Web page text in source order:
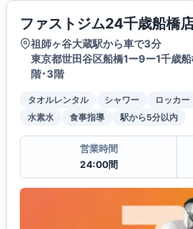
ファストジム24千歳船橋
祖師ヶ谷大蔵駅から車で3分
東京都世田谷区船橋1ー9ー1千歳
階･3階
タオルレンタル シャワー ロッカー
水素水
食事指導 駅から5分以内
営業時間
24:00間